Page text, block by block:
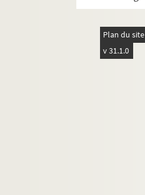
Plan du site
v 31.1.0